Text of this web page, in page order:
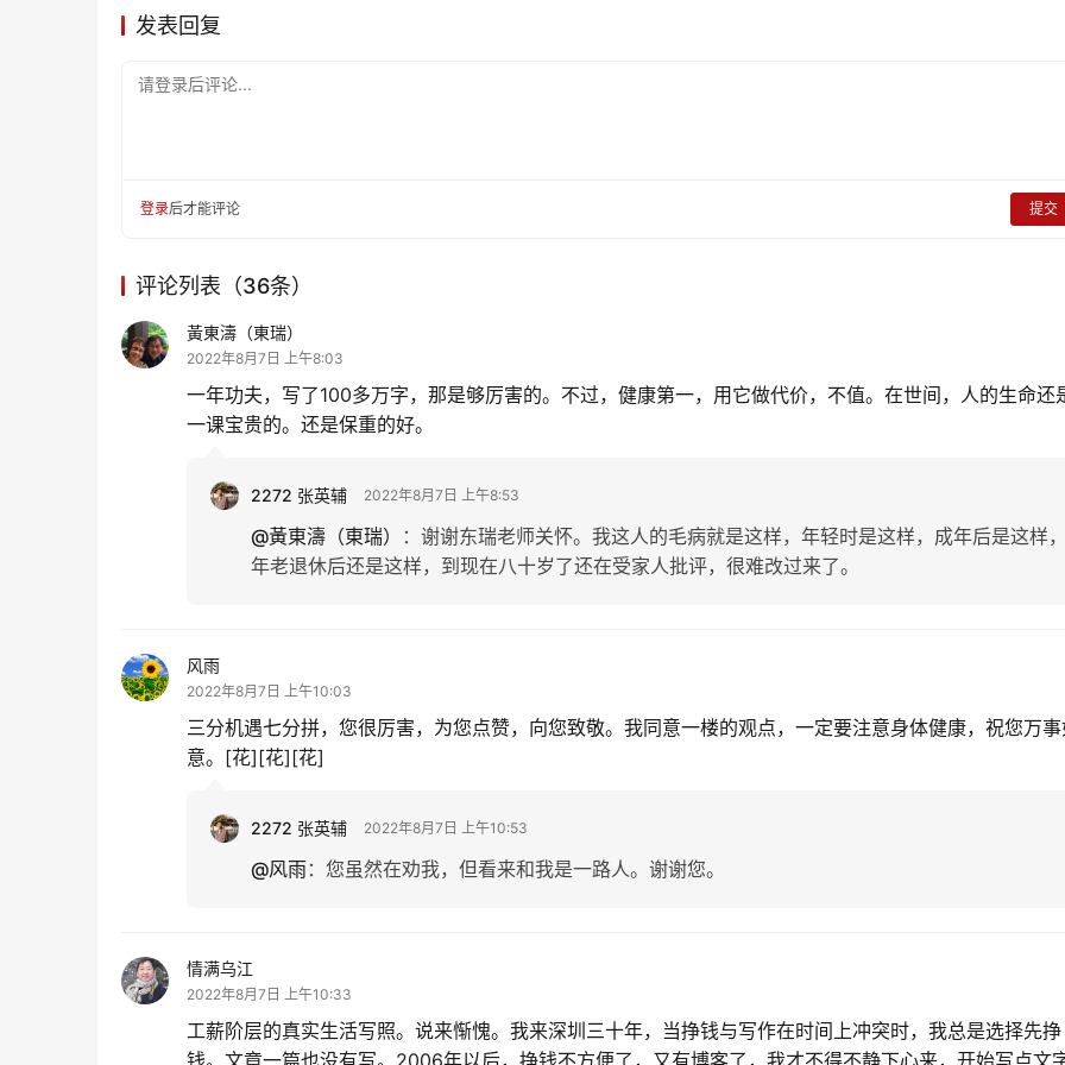
发表回复
请登录后评论...
登录后才能评论 提交
评论列表（36条）
黃東濤（東瑞）
2022年8月7日 上午8:03
一年功夫，写了100多万字，那是够厉害的。不过，健康第一，用它做代价，不值。在世间，人的生命还
一课宝贵的。还是保重的好。
2272 张英辅 2022年8月7日 上午8:53
@黃東濤（東瑞） ： 谢谢东瑞老师关怀。我这人的毛病就是这样，年轻时是这样，成年后是这样
年老退休后还是这样，到现在八十岁了还在受家人批评，很难改过来了。
风雨
2022年8月7日 上午10:03
三分机遇七分拼，您很厉害，为您点赞，向您致敬。我同意一楼的观点，一定要注意身体健康，祝您万
意。[花][花][花]
2272 张英辅 2022年8月7日 上午10:53
@风雨： 您虽然在劝我，但看来和我是一路人。谢谢您。
情满乌江
2022年8月7日 上午10:33
工薪阶层的真实生活写照。说来惭愧。我来深圳三十年，当挣钱与写作在时间上冲突时，我总是选择先挣